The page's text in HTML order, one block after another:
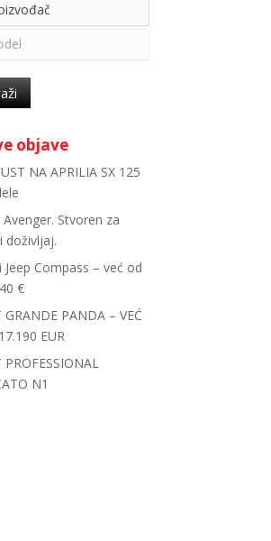
objave
NA APRILIA SX 125
Avenger. Stvoren za
doživljaj.
Jeep Compass – već od
€
GRANDE PANDA – VEĆ
EUR
PROFESSIONAL
N1